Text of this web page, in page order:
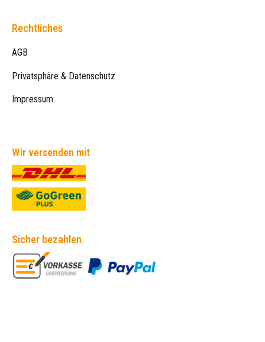
Rechtliches
AGB
Privatsphäre & Datenschutz
Impressum
Wir versenden mit
Sicher bezahlen